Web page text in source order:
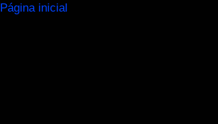
Página inicial